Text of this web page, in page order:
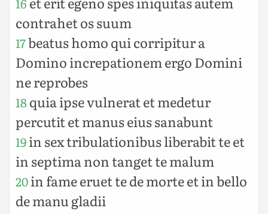
contrahet os suum
17beatus homo qui corripitur a
Domino increpationem ergo Domini
ne reprobes
18quia ipse vulnerat et medetur
percutit et manus eius sanabunt
19in sex tribulationibus liberabit te et
in septima non tanget te malum
20in fame eruet te de morte et in bello
de manu gladii